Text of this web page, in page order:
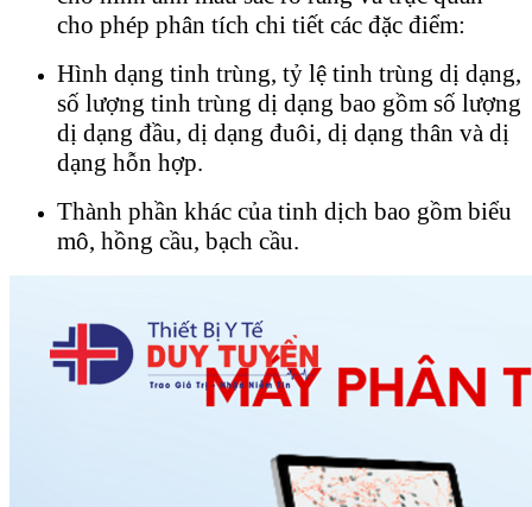
cho phép phân tích chi tiết các đặc điểm:
Hình dạng tinh trùng, tỷ lệ tinh trùng dị dạng,
số lượng tinh trùng dị dạng bao gồm số lượng
dị dạng đầu, dị dạng đuôi, dị dạng thân và dị
dạng hỗn hợp.
Thành phần khác của tinh dịch bao gồm biểu
mô, hồng cầu, bạch cầu.